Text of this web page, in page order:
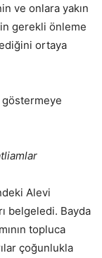
ve onlara yakın
gerekli önleme
ortaya
göstermeye
Alevi
belgeledi. Bayda
topluca
çoğunlukla